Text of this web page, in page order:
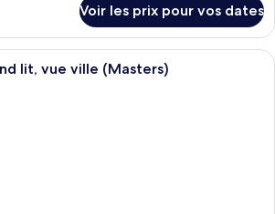
Voir les prix pour vos dates
Une chambre d’hôtel moderne
lit, vue ville (Masters)